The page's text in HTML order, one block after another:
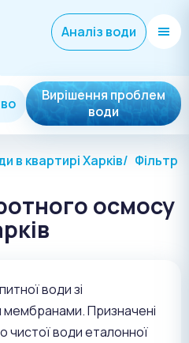
Аналіз води
Вирішення проблем
води
в квартирі Харків Фільтр
осмосу
води зі
Призначені
чистої води еталонної